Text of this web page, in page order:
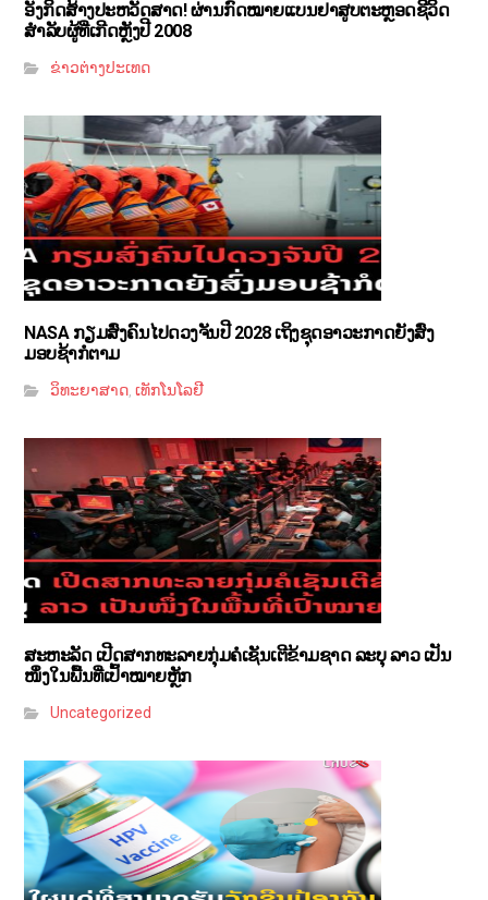
ອັງກິດສ້າງປະຫວັດສາດ! ຜ່ານກົດໝາຍແບນຢາສູບຕະຫຼອດຊີວິດ
ສຳລັບຜູ້ທີ່ເກີດຫຼັງປີ 2008
ຂ່າວຕ່າງປະເທດ
NASA ກຽມສົ່ງຄົນໄປດວງຈັນປີ 2028 ເຖິງຊຸດອາວະກາດຍັງສົ່ງ
ມອບຊ້າກໍຕາມ
ວິທະຍາສາດ,ເທັກໂນໂລຢີ
ສະຫະລັດ ເປີດສາກທະລາຍກຸ່ມຄໍເຊັນເຕີຂ້າມຊາດ ລະບຸ ລາວ ເປັນ
ໜຶ່ງໃນພື້ນທີ່ເປົ້າໝາຍຫຼັກ
Uncategorized